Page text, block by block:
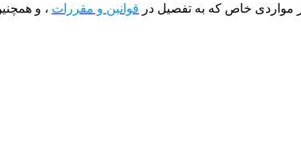
خاص که به تفصیل در قوانین و مقررات ، و